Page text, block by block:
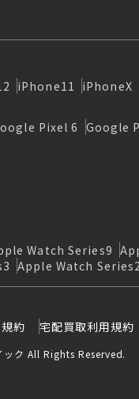
iPhone11 iPhoneX
Pixel 6 Google
Watch Series9
Apple Watch Series2
約 宅配買取利用規約
ク All Rights Reserved.